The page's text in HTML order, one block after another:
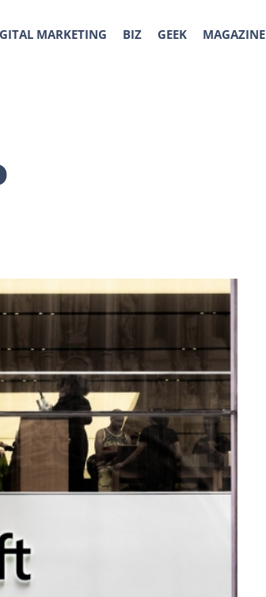
MARKETING BIZ GEEK MAGAZINE